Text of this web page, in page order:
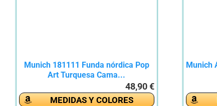
Munich 181111 Funda nórdica Pop
Art Turquesa Cama...
48,90 €
MEDIDAS Y COLORES
Munich